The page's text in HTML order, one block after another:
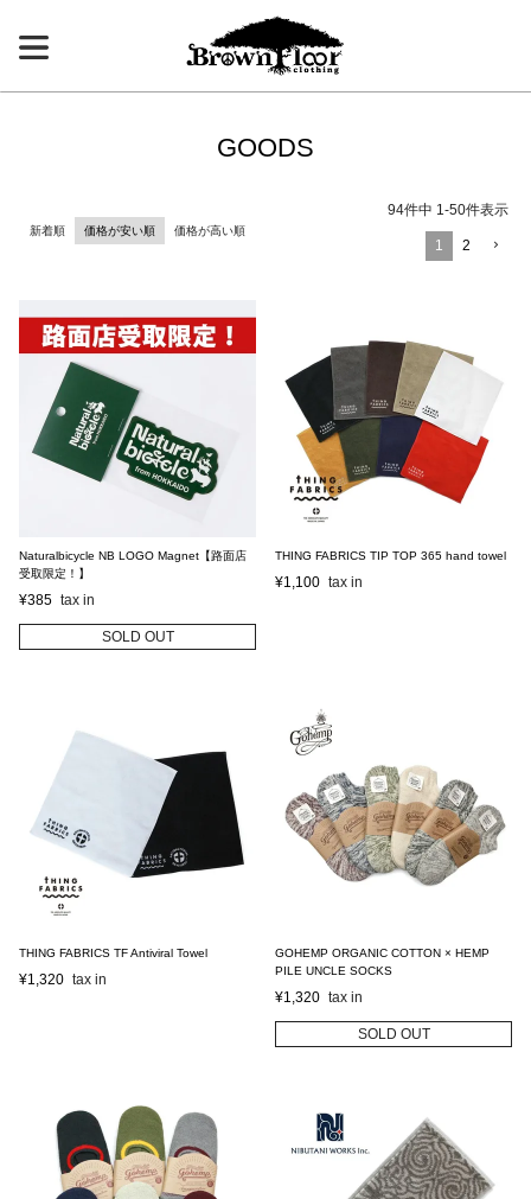
GOODS
新着順 価格が安い順 価格が高い順
94件中 1-50件表示
1 2
Naturalbicycle NB LOGO Magnet【路面店
受取限定！】
¥385
SOLD OUT
THING FABRICS TIP TOP 365 hand towel
¥1,100
THING FABRICS TF Antiviral Towel
¥1,320
GOHEMP ORGANIC COTTON × HEMP
PILE UNCLE SOCKS
¥1,320
SOLD OUT